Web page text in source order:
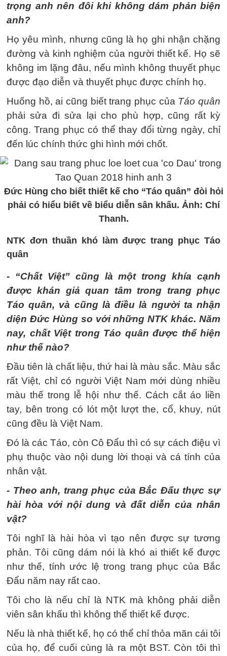
trọng anh nên đôi khi không dám phản biện
anh?
Họ yêu mình, nhưng cũng là họ ghi nhận chặng
đường và kinh nghiệm của người thiết kế. Họ sẽ
không im lặng đâu, nếu mình không thuyết phục
được đạo diễn và thuyết phục được chính họ.
Huống hồ, ai cũng biết trang phục của Táo quân
phải sửa đi sửa lại cho phù hợp, cũng rất kỳ
công. Trang phục có thể thay đổi từng ngày, chỉ
đến lúc chính thức ghi hình mới chốt.
Đức Hùng cho biết thiết kế cho “Táo quân” đòi hỏi
phải có hiểu biết về biểu diễn sân khấu. Ảnh: Chí
Thanh.
NTK đơn thuần khó làm được trang phục Táo
quân
- “Chất Việt” cũng là một trong khía cạnh
được khán giả quan tâm trong trang phục
Táo quân, và cũng là điều là người ta nhận
diện Đức Hùng so với những NTK khác. Năm
nay, chất Việt trong Táo quân được thể hiện
như thế nào?
Đầu tiên là chất liệu, thứ hai là màu sắc. Màu sắc
rất Việt, chỉ có người Việt Nam mới dùng nhiều
màu thế trong lễ hội như thế. Cách cắt áo liền
tay, bên trong có lót một lượt the, cổ, khuy, nút
cũng đều là Việt Nam.
Đó là các Táo, còn Cô Đẩu thì có sự cách điệu vì
phụ thuộc vào nội dung lời thoại và cá tính của
nhân vật.
- Theo anh, trang phục của Bắc Đẩu thực sự
hài hòa với nội dung và đất diễn của nhân
vật?
Tôi nghĩ là hài hòa vì tạo nên được sự tương
phản. Tôi cũng dám nói là khó ai thiết kế được
như thế, tính ước lệ trong trang phục của Bắc
Đẩu năm nay rất cao.
Tôi cho là nếu chỉ là NTK mà không phải diễn
viên sân khấu thì không thể thiết kế được.
Nếu là nhà thiết kế, họ có thể chỉ thỏa mãn cái tôi
của họ, để cuối cùng là ra một BST. Còn tôi thì